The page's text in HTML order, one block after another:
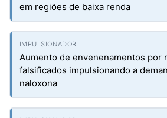
em regiões de baixa renda
Aumento de envenenamentos por
falsificados impulsionando a
naloxona